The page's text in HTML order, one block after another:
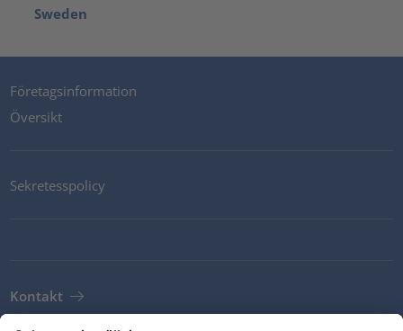
Sweden
Företagsinformation
Översikt
Sekretesspolicy
Kontakt